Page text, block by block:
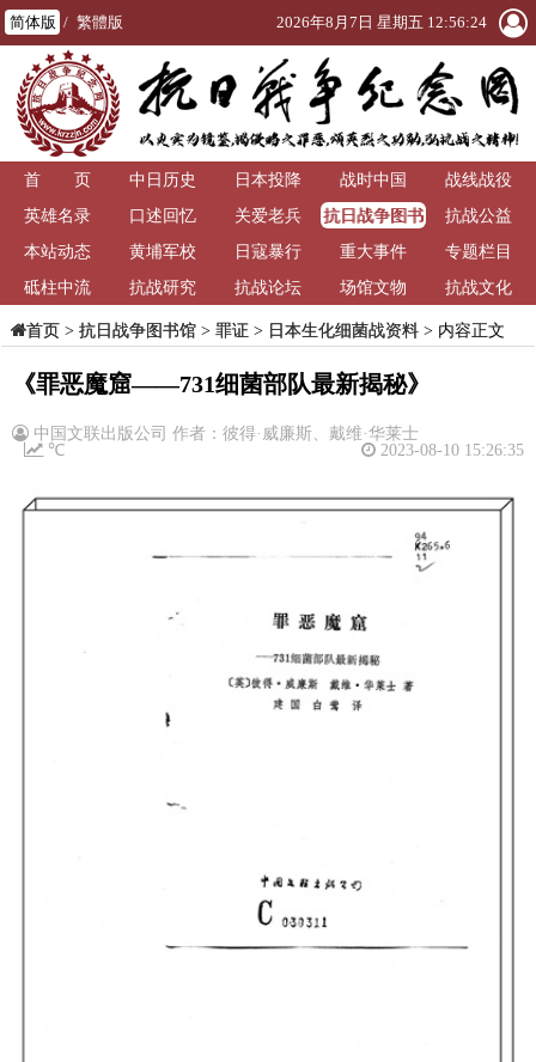
简体版 / 繁體版 2026年8月7日 星期五 12:56:24
首 页 中日历史 日本投降 战时中国
战线战役
英雄名录
口述回忆 关爱老兵
抗日战争图书
馆
抗战公益
本站动态
黄埔军校 日寇暴行 重大事件
专题栏目
砥柱中流
抗战研究 抗战论坛 场馆文物 抗战文化
首页> 抗日战争图书馆> 罪证> 日本生化细菌战资料> 内容正文
《罪恶魔窟——731细菌部队最新揭秘》
中国文联出版公司 作者：彼得·威廉斯、戴维·华莱士
2023-08-10 15:26:35
℃